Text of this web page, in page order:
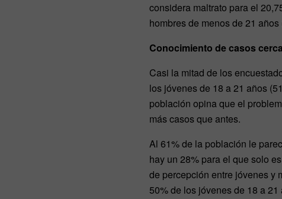
considera maltrato para el
hombres de menos de 21
Conocimiento de casos
Casi la mitad de los
los jóvenes de 18 a 21 años
población opina que el
más casos que antes.
Al 61% de la población le
hay un 28% para el que solo
de percepción entre jóvenes y
50% de los jóvenes de 18 a